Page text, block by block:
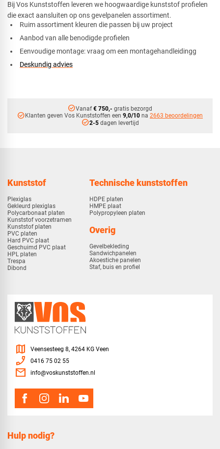
Bij Vos Kunststoffen leveren we hoogwaardige kunststof profielen
die exact aansluiten op ons gevelpanelen assortiment.
Ruim assortiment kleuren die passen bij uw project
Aanbod van alle benodigde profielen
Eenvoudige montage: vraag om een montagehandleidingg
Deskundig advies
check_circleVanaf€ 750,- gratis bezorgd
check_circleKlanten geven Vos Kunststoffen een 9,0/10 na 2663 beoordelingen
check_circle2-5dagen levertijd
Kunststof
Plexiglas
Gekleurd plexiglas
Polycarbonaat platen
Kunststof voorzetramen
Kunststof platen
PVC platen
Hard PVC plaat
Geschuimd PVC plaat
HPL platen
Trespa
Dibond
Technische kunststoffen
HDPE platen
HMPE plaat
Polypropyleen platen
Overig
Gevelbekleding
Sandwichpanelen
Akoestiche panelen
Staf, buis en profiel
Hulp nodig?
map Veensesteeg 8, 4264 KG Veen
phone_enabled 0416 75 02 55
mail info@voskunststoffen.nl